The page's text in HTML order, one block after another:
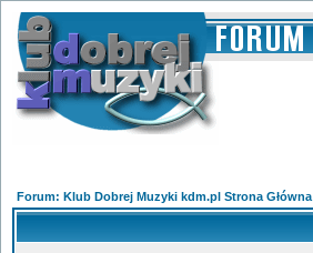
Forum: Klub Dobrej Muzyki kdm.pl Strona Główna